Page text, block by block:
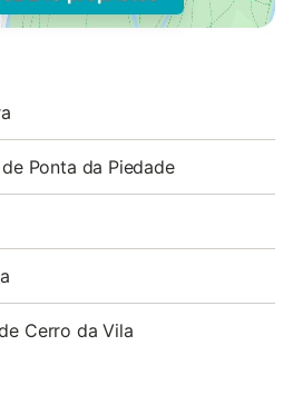
Ponta da Piedade
Cerro da Vila